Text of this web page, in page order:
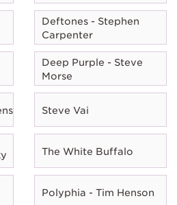
Deftones - Stephen
Carpenter
Deep Purple - Steve
Morse
Steve Vai
The White Buffalo
Polyphia - Tim Henson